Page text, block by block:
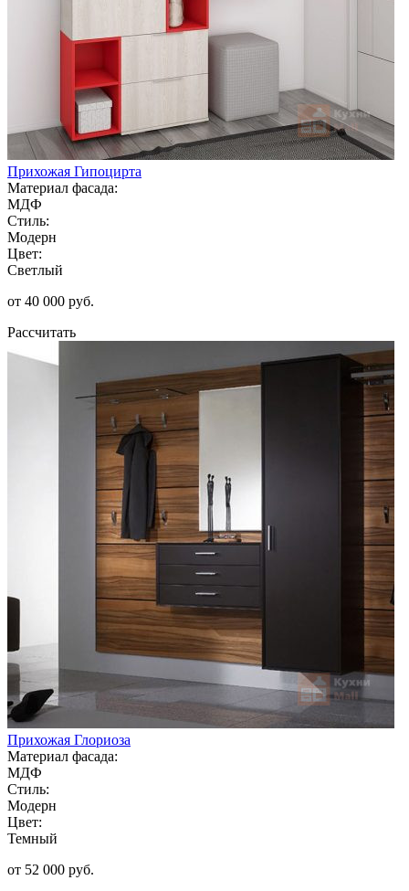
Прихожая Гипоцирта
Материал фасада:
МДФ
Стиль:
Модерн
Цвет:
Светлый
от 40 000 руб.
Рассчитать
Прихожая Глориоза
Материал фасада:
МДФ
Стиль:
Модерн
Цвет:
Темный
от 52 000 руб.